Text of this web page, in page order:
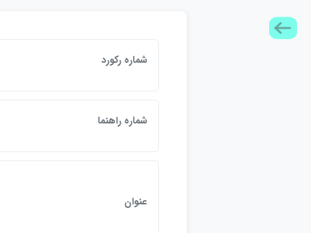
شماره ركورد
شماره راهنما
عنوان